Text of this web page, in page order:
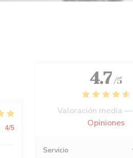
: 4/5
4.7 /5
Valoración media —
Opiniones
Servicio